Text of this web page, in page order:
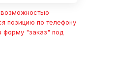
возможностью
позицию по телефону
форму "заказ" под